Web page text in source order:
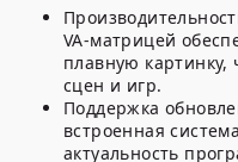
VA-матрицей
плавную
сцен и игр.
Поддержка
встроенная
актуальность